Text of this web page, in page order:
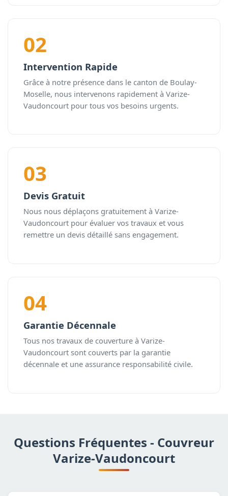
02
Intervention Rapide
Grâce à notre présence dans le canton de Boulay-
Moselle, nous intervenons rapidement à Varize-
Vaudoncourt pour tous vos besoins urgents.
03
Devis Gratuit
Nous nous déplaçons gratuitement à Varize-
Vaudoncourt pour évaluer vos travaux et vous
remettre un devis détaillé sans engagement.
04
Garantie Décennale
Tous nos travaux de couverture à Varize-
Vaudoncourt sont couverts par la garantie
décennale et une assurance responsabilité civile.
Questions Fréquentes - Couvreur
Varize-Vaudoncourt